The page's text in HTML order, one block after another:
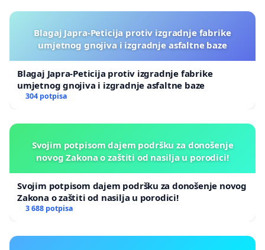
Blagaj Japra-Peticija protiv izgradnje fabrike
umjetnog gnojiva i izgradnje asfaltne baze
Blagaj Japra-Peticija protiv izgradnje fabrike
umjetnog gnojiva i izgradnje asfaltne baze
304 potpisa
Svojim potpisom dajem podršku za donošenje
novog Zakona o zaštiti od nasilja u porodici!
Svojim potpisom dajem podršku za donošenje novog
Zakona o zaštiti od nasilja u porodici!
3 688 potpisa